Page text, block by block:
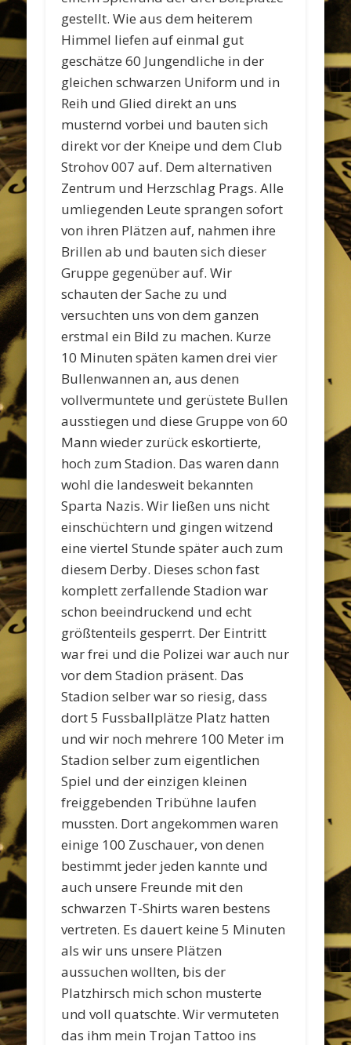
gestellt. Wie aus dem heiterem
Himmel liefen auf einmal gut
geschätze 60 Jungendliche in der
gleichen schwarzen Uniform und in
Reih und Glied direkt an uns
musternd vorbei und bauten sich
direkt vor der Kneipe und dem Club
Strohov 007 auf. Dem alternativen
Zentrum und Herzschlag Prags. Alle
umliegenden Leute sprangen sofort
von ihren Plätzen auf, nahmen ihre
Brillen ab und bauten sich dieser
Gruppe gegenüber auf. Wir
schauten der Sache zu und
versuchten uns von dem ganzen
erstmal ein Bild zu machen. Kurze
10 Minuten späten kamen drei vier
Bullenwannen an, aus denen
vollvermuntete und gerüstete Bullen
ausstiegen und diese Gruppe von 60
Mann wieder zurück eskortierte,
hoch zum Stadion. Das waren dann
wohl die landesweit bekannten
Sparta Nazis. Wir ließen uns nicht
einschüchtern und gingen witzend
eine viertel Stunde später auch zum
diesem Derby. Dieses schon fast
komplett zerfallende Stadion war
schon beeindruckend und echt
größtenteils gesperrt. Der Eintritt
war frei und die Polizei war auch nur
vor dem Stadion präsent. Das
Stadion selber war so riesig, dass
dort 5 Fussballplätze Platz hatten
und wir noch mehrere 100 Meter im
Stadion selber zum eigentlichen
Spiel und der einzigen kleinen
freiggebenden Tribühne laufen
mussten. Dort angekommen waren
einige 100 Zuschauer, von denen
bestimmt jeder jeden kannte und
auch unsere Freunde mit den
schwarzen T-Shirts waren bestens
vertreten. Es dauert keine 5 Minuten
als wir uns unsere Plätzen
aussuchen wollten, bis der
Platzhirsch mich schon musterte
und voll quatschte. Wir vermuteten
das ihm mein Trojan Tattoo ins